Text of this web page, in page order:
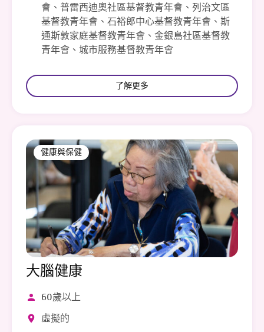
會、普雷西迪奧社區基督教青年會、列治文區
基督教青年會、石裕郎中心基督教青年會、斯
通斯敦家庭基督教青年會、金銀島社區基督教
青年會、城市服務基督教青年會
了解更多
健康與保健
大腦健康
60歲以上
虛擬的